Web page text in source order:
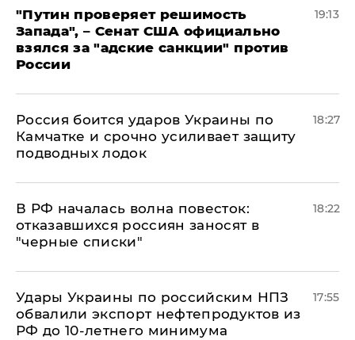
"Путин проверяет решимость
Запада", – Сенат США официально
взялся за "адские санкции" против
России
19:13
Россия боится ударов Украины по
Камчатке и срочно усиливает защиту
подводных лодок
18:27
​В РФ началась волна повесток:
отказавшихся россиян заносят в
"черные списки"
18:22
Удары Украины по российским НПЗ
обвалили экспорт нефтепродуктов из
РФ до 10-летнего минимума
17:55